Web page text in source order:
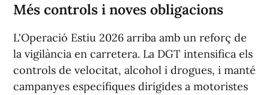
Més controls i noves obligacions
L'Operació Estiu 2026 arriba amb un reforç de
la vigilància en carretera. La DGT intensifica els
controls de velocitat, alcohol i drogues, i manté
campanyes específiques dirigides a motoristes